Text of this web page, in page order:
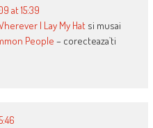
at 15:39
I Lay My Hatsi musai
People – corecteaza`ti